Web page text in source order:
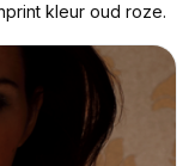
kleur oud roze.